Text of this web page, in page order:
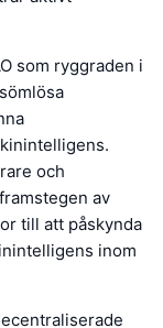
som ryggraden i
och
av
till att påskynda
inom